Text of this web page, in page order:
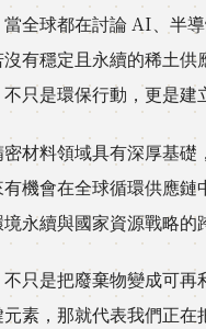
全球都在討論 AI、半
有穩定且永續的稀土
只是環保行動，更是建
材料領域具有深厚基
機會在全球循環供應
永續與國家資源戰略的
只是把廢棄物變成可
素，那就代表我們正在